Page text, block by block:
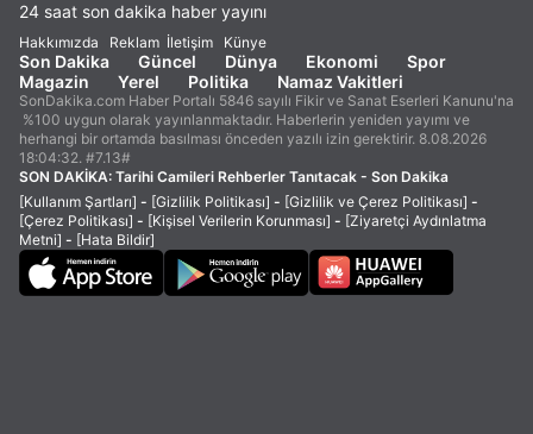
24 saat son dakika haber yayını
Hakkımızda Reklam İletişim Künye
Son Dakika Güncel Dünya Ekonomi
Spor
Magazin
Yerel Politika Namaz Vakitleri
SonDakika.com Haber Portalı 5846 sayılı Fikir ve Sanat Eserleri Kanunu'na
%100 uygun olarak yayınlanmaktadır. Haberlerin yeniden yayımı ve
herhangi bir ortamda basılması önceden yazılı izin gerektirir. 8.08.2026
18:04:32. #7.13#
SON DAKİKA: Tarihi Camileri Rehberler Tanıtacak - Son Dakika
[Kullanım Şartları] - [Gizlilik Politikası] - [Gizlilik ve Çerez Politikası] -
[Çerez Politikası] - [Kişisel Verilerin Korunması] - [Ziyaretçi Aydınlatma
Metni] - [Hata Bildir]